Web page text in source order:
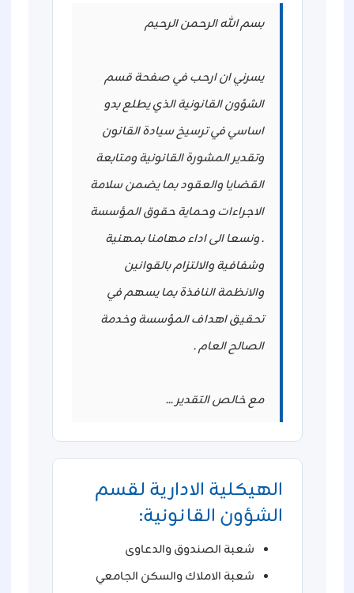
بسم الله الرحمن الرحيم
يسرني ان ارحب في صفحة قسم
الشؤون القانونية الذي يطلع بدو
اساسي في ترسيخ سيادة القانون
وتقدير المشورة القانونية ومتابعة
القضايا والعقود بما يضمن سلامة
الاجراءات وحماية حقوق المؤسسة
. ونسعا الى اداء مهامنا بمهنية
وشفافية والالتزام بالقوانين
والانظمة النافذة بما يسهم في
تحقيق اهداف المؤسسة وخدمة
الصالح العام .
مع خالص التقدير ...
الهيكلية الادارية لقسم
الشؤون القانونية:
شعبة الصندوق والدعاوى
شعبة الاملاك والسكن الجامعي